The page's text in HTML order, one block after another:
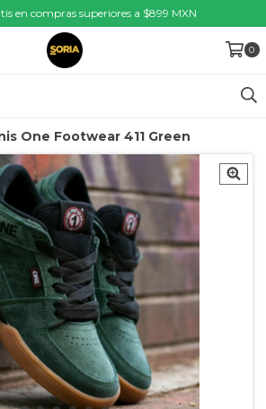
en compras superiores a $899 MXN
0
One Footwear 411 Green